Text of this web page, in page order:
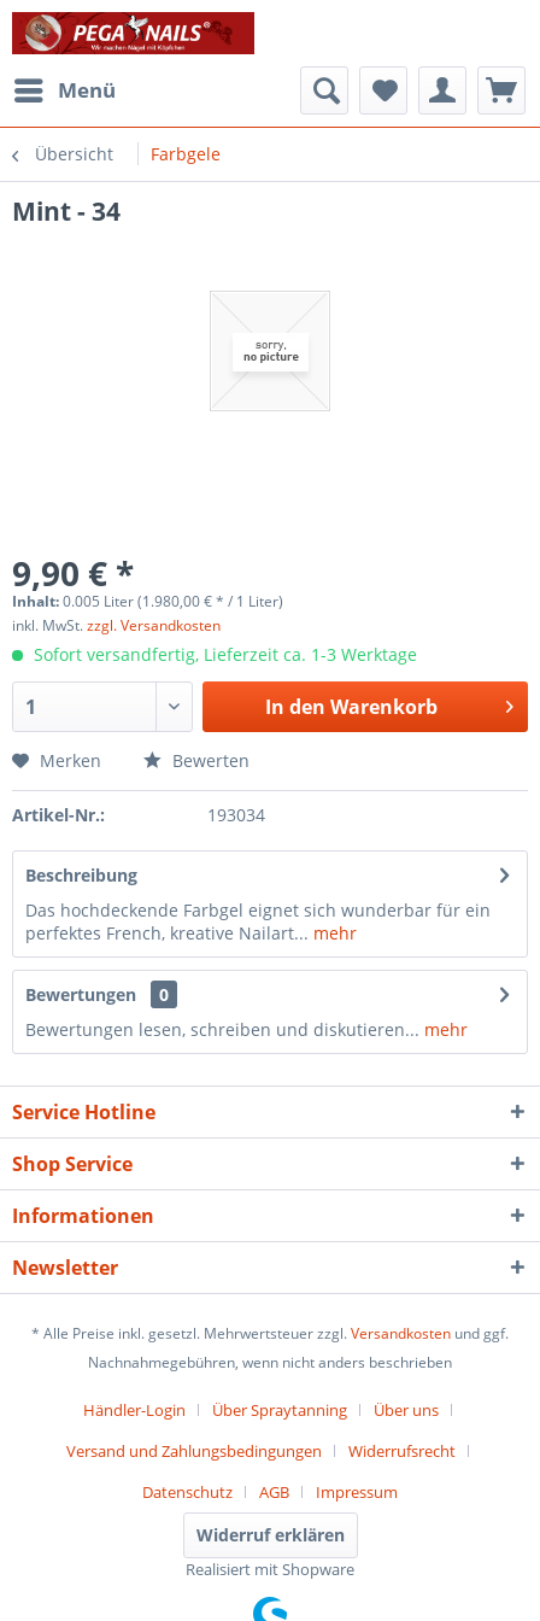
Menü
Übersicht Farbgele
Mint - 34
9,90 € *
Inhalt:0.005 Liter (1.980,00 € * / 1 Liter)
inkl. MwSt.zzgl. Versandkosten
Sofort versandfertig, Lieferzeit ca. 1-3 Werktage
In den Warenkorb
Merken Bewerten
Artikel-Nr.: 193034
Beschreibung
Das hochdeckende Farbgel eignet sich wunderbar für ein
perfektes French, kreative Nailart... mehr
Bewertungen
0
Bewertungen lesen, schreiben und diskutieren... mehr
Service Hotline
Shop Service
Informationen
Newsletter
* Alle Preise inkl. gesetzl. Mehrwertsteuer zzgl.Versandkosten und ggf.
Nachnahmegebühren, wenn nicht anders beschrieben
Händler-Login Über Spraytanning
Über uns
Versand und Zahlungsbedingungen
Widerrufsrecht
Datenschutz
AGB Impressum
Widerruf erklären
Realisiert mit Shopware